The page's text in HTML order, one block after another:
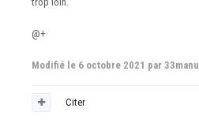
@+
Modifié le 6 octobre 2021 par 33manu
Citer